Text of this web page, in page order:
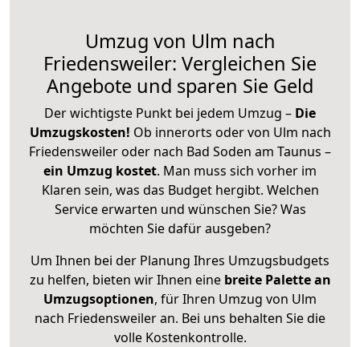
Umzug von Ulm nach
Friedensweiler: Vergleichen Sie
Angebote und sparen Sie Geld
Der wichtigste Punkt bei jedem Umzug – Die
Umzugskosten! Ob innerorts oder von Ulm nach
Friedensweiler oder nach Bad Soden am Taunus –
ein Umzug kostet. Man muss sich vorher im
Klaren sein, was das Budget hergibt. Welchen
Service erwarten und wünschen Sie? Was
möchten Sie dafür ausgeben?
Um Ihnen bei der Planung Ihres Umzugsbudgets
zu helfen, bieten wir Ihnen eine breite Palette an
Umzugsoptionen, für Ihren Umzug von Ulm
nach Friedensweiler an. Bei uns behalten Sie die
volle Kostenkontrolle.